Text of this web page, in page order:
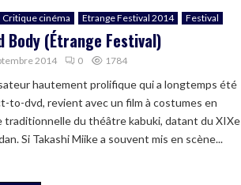
Critique cinéma Etrange Festival 2014 Festival
Body (Étrange Festival)
2014 0 1784
hautement prolifique qui a longtemps été
to-dvd, revient avec un film à costumes en
traditionnelle du théâtre kabuki, datant du XIXe
Si Takashi Miike a souvent mis en scène...